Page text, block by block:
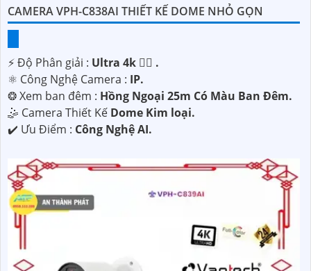
CAMERA VPH-C838AI THIẾT KẾ DOME NHỎ GỌN
️⚡ Độ Phân giải : Ultra 4k 👍🏾 .
⚛️ Công Nghệ Camera : IP.
❂ Xem ban đêm : Hồng Ngoại 25m Có Màu Ban Ðêm.
🤹 Camera Thiết Kế Dome Kim loại.
️✔️ Ưu Điểm : Công Nghệ AI.